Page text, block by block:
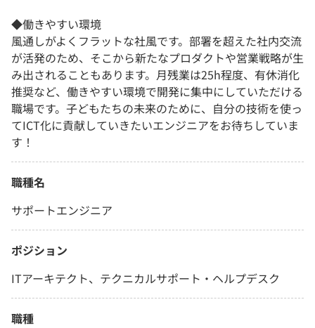
◆働きやすい環境
風通しがよくフラットな社風です。部署を超えた社内交流
が活発のため、そこから新たなプロダクトや営業戦略が生
み出されることもあります。月残業は25h程度、有休消化
推奨など、働きやすい環境で開発に集中にしていただける
職場です。子どもたちの未来のために、自分の技術を使っ
てICT化に貢献していきたいエンジニアをお待ちしていま
す！
職種名
サポートエンジニア
ポジション
ITアーキテクト、テクニカルサポート・ヘルプデスク
職種